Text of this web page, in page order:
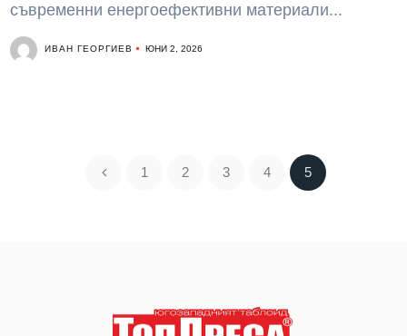
съвременни енергоефективни материали...
ИВАН ГЕОРГИЕВ ЮНИ 2, 2026
1 2 3 4 5